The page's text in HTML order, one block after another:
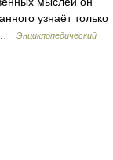
узнаёт только
…
Энциклопедический